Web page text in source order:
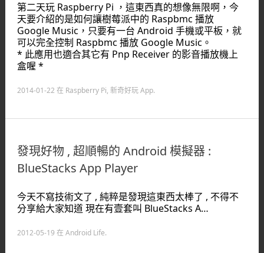
第二天玩 Raspberry Pi ，這東西真的想像無限啊，今
天要介紹的是如何讓樹莓派中的 Raspbmc 播放
Google Music，只要有一台 Android 手機或平板，就
可以完全控制 Raspbmc 播放 Google Music。
* 此應用也適合其它有 Pnp Receiver 的影音播放機上
盒喔 *
2014-01-22 在 Raspberry Pi, 新奇好玩 App.
發現好物 , 超順暢的 Android 模擬器 :
BlueStacks App Player
今天不寫技術文了 , 純粹是發現這東西太棒了 , 不得不
分享給大家知道 現在有壹套叫 BlueStacks A…
2012-05-19 在 Android Life.